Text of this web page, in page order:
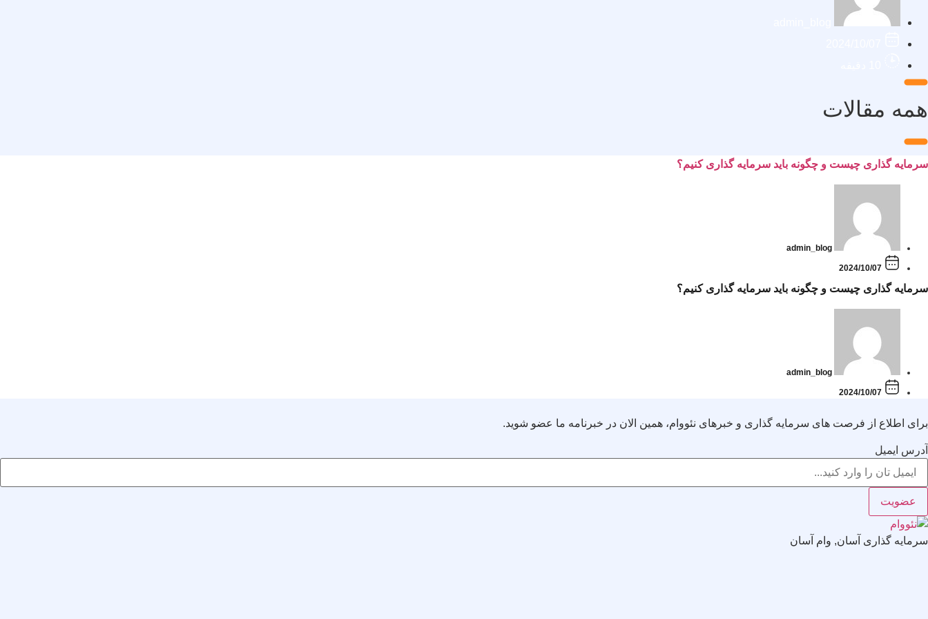
همه مقالات
سرمایه گذاری چیست و چگونه باید سرمایه گذاری کنیم؟
admin_blog
2024/10/07
سرمایه گذاری چیست و چگونه باید سرمایه گذاری کنیم؟
admin_blog
2024/10/07
برای اطلاع از فرصت های سرمایه گذاری و خبرهای نئووام، همین الان در خبرنامه ما عضو شوید.
آدرس ایمیل
عضویت
سرمایه گذاری آسان, وام آسان